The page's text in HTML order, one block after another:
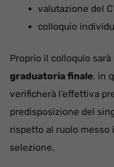
valutazione del
colloquio
Proprio il colloquio
graduatoria finale, in
verificherà l’effettiva
predisposizione del
rispetto al ruolo messo
selezione.